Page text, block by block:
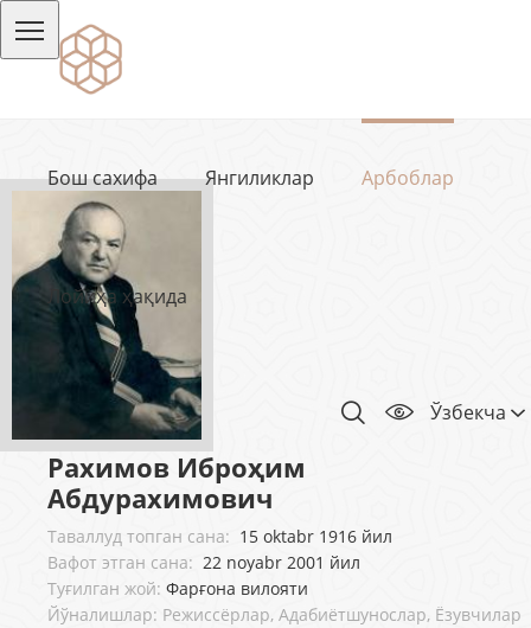
Бош сахифа Янгиликлар Арбоблар
Лойиҳа ҳақида
Ўзбекча
Рахимов Иброҳим
Абдурахимович
Таваллуд топган сана: 15 oktabr 1916 йил
Вафот этган сана: 22 noyabr 2001 йил
Туғилган жой: Фарғона вилояти
Йўналишлар: Режиссёрлар, Адабиётшунослар, Ёзувчилар